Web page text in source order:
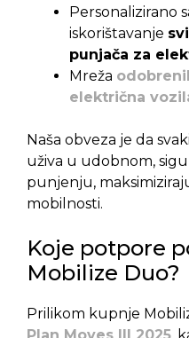
Personalizirano
iskorištavanje
punjača za
Mreža
električna
Naša obveza je da
uživa u udobnom,
punjenju,
mobilnosti.
Koje potpore
Mobilize Duo?
Prilikom kupnje